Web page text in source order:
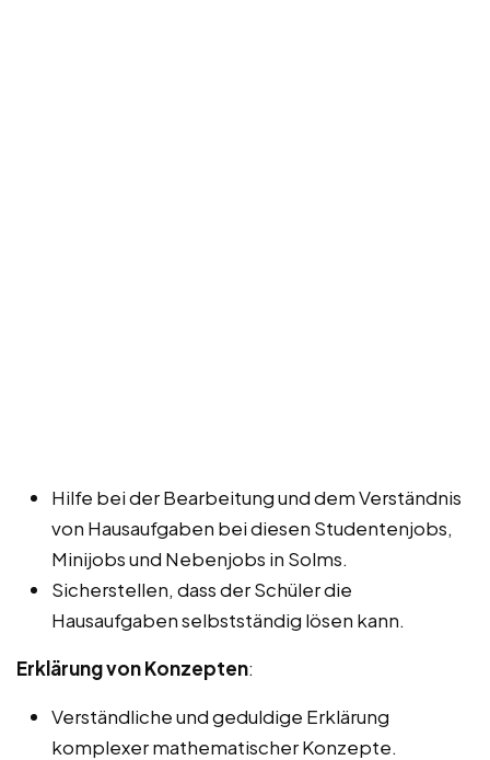
Hilfe bei der Bearbeitung und dem Verständnis
von Hausaufgaben bei diesen Studentenjobs,
Minijobs und Nebenjobs in Solms.
Sicherstellen, dass der Schüler die
Hausaufgaben selbstständig lösen kann.
Erklärung von Konzepten:
Verständliche und geduldige Erklärung
komplexer mathematischer Konzepte.